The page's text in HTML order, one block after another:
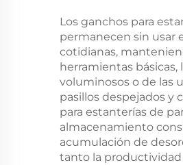
Los ganchos para
permanecen sin usar
cotidianas,
herramientas
voluminosos o de las
pasillos despejados y
para estanterías de
almacenamiento
acumulación de
tanto la productividad